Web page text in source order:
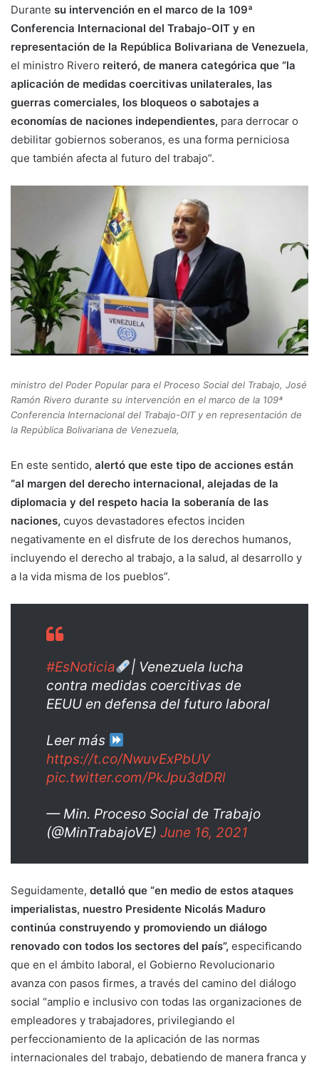
Durante su intervención en el marco de la 109ª
Conferencia Internacional del Trabajo-OIT y en
representación de la República Bolivariana de Venezuela,
el ministro Rivero reiteró, de manera categórica que “la
aplicación de medidas coercitivas unilaterales, las
guerras comerciales, los bloqueos o sabotajes a
economías de naciones independientes, para derrocar o
debilitar gobiernos soberanos, es una forma perniciosa
que también afecta al futuro del trabajo”.
ministro del Poder Popular para el Proceso Social del Trabajo, José
Ramón Rivero durante su intervención en el marco de la 109ª
Conferencia Internacional del Trabajo-OIT y en representación de
la República Bolivariana de Venezuela,
En este sentido, alertó que este tipo de acciones están
“al margen del derecho internacional, alejadas de la
diplomacia y del respeto hacia la soberanía de las
naciones, cuyos devastadores efectos inciden
negativamente en el disfrute de los derechos humanos,
incluyendo el derecho al trabajo, a la salud, al desarrollo y
a la vida misma de los pueblos”.
#EsNoticia
| Venezuela lucha
contra medidas coercitivas de
EEUU en defensa del futuro laboral
Leer más
https://t.co/NwuvExPbUV
pic.twitter.com/PkJpu3dDRl
— Min. Proceso Social de Trabajo
(@MinTrabajoVE) June 16, 2021
Seguidamente, detalló que “en medio de estos ataques
imperialistas, nuestro Presidente Nicolás Maduro
continúa construyendo y promoviendo un diálogo
renovado con todos los sectores del país”, especificando
que en el ámbito laboral, el Gobierno Revolucionario
avanza con pasos firmes, a través del camino del diálogo
social “amplio e inclusivo con todas las organizaciones de
empleadores y trabajadores, privilegiando el
perfeccionamiento de la aplicación de las normas
internacionales del trabajo, debatiendo de manera franca y